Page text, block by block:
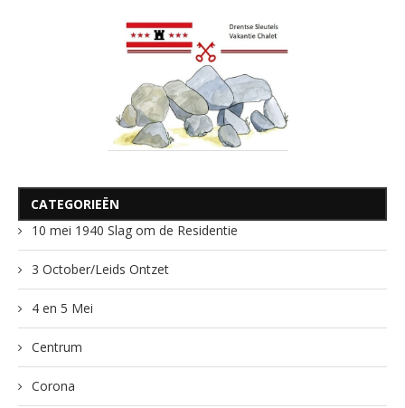
CATEGORIEËN
10 mei 1940 Slag om de Residentie
3 October/Leids Ontzet
4 en 5 Mei
Centrum
Corona